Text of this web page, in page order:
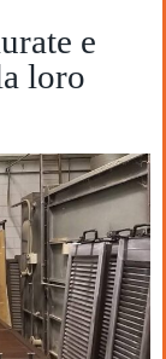
e
loro